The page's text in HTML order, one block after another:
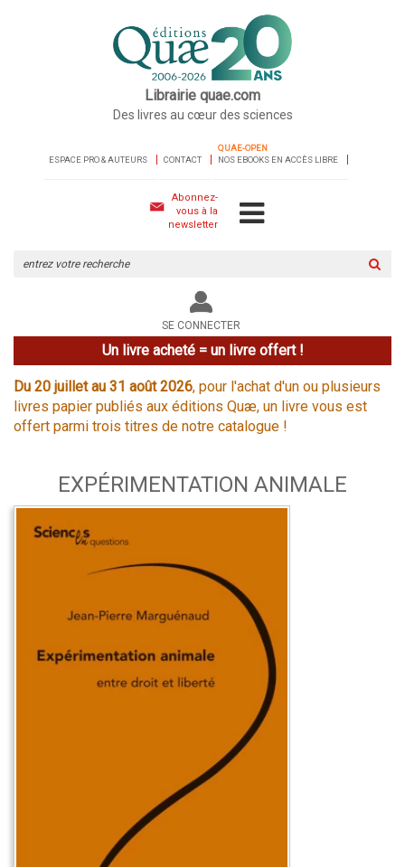
Librairie quae.com
Des livres au cœur des sciences
ESPACE PRO & AUTEURS CONTACT
QUAE-OPEN
NOS EBOOKS EN ACCÈS LIBRE
Abonnez-
vous à la
newsletter
le
site
SE CONNECTER
Un livre acheté = un livre offert !
Du 20 juillet au 31 août 2026, pour l'achat d'un ou plusieurs
livres papier publiés aux éditions Quæ, un livre vous est
offert parmi trois titres de notre catalogue !
EXPÉRIMENTATION ANIMALE